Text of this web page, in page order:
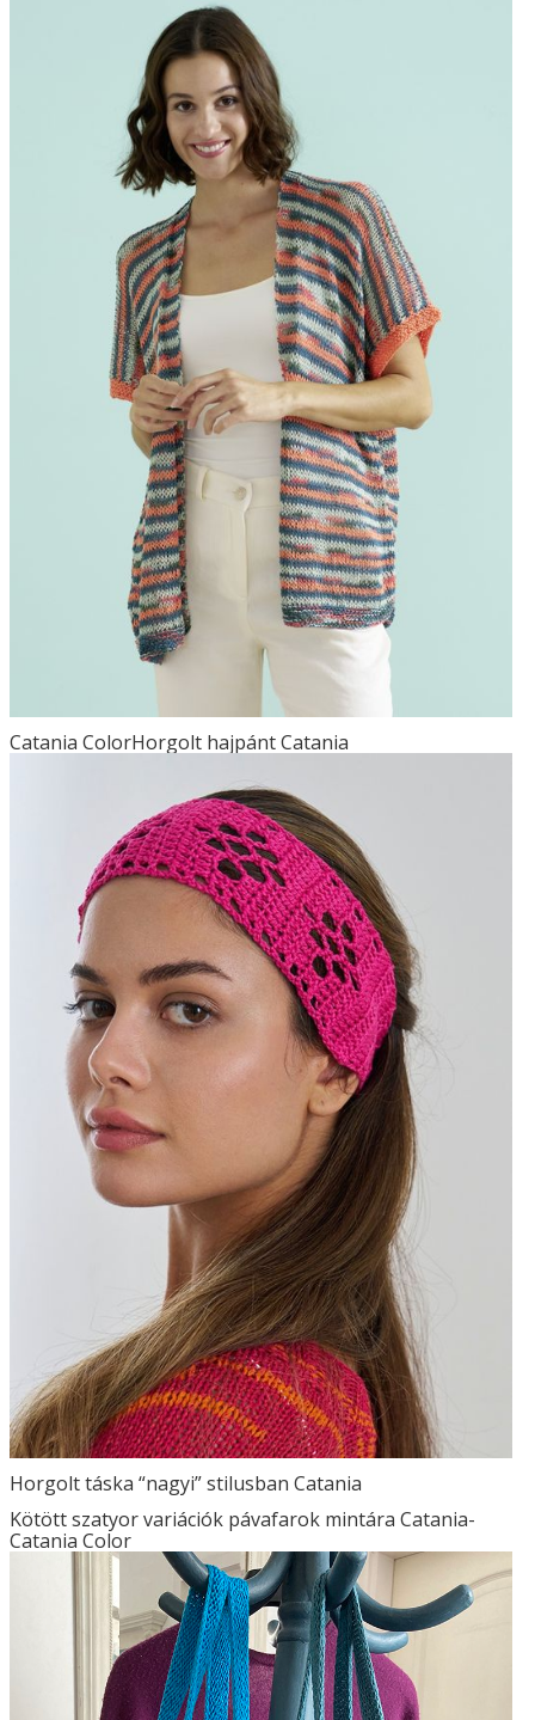
Catania ColorHorgolt hajpánt Catania
Horgolt táska “nagyi” stilusban Catania
Kötött szatyor variációk pávafarok mintára Catania-
Catania Color